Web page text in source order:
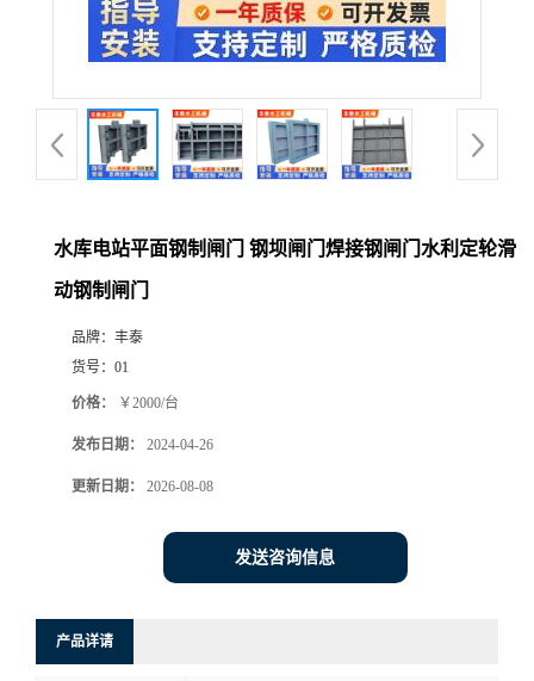
水库电站平面钢制闸门 钢坝闸门焊接钢闸门水利定轮滑
动钢制闸门
品牌： 丰泰
货号： 01
价格： ￥2000/台
发布日期： 2024-04-26
更新日期： 2026-08-08
发送咨询信息
产品详请